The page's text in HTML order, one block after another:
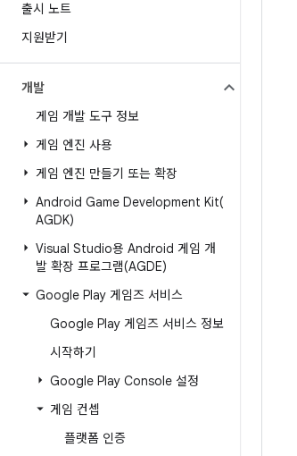
출시 노트
지원받기
개발
게임 개발 도구 정보
게임 엔진 사용
게임 엔진 만들기 또는 확장
Android Game Development Kit(
AGDK)
Visual Studio용 Android 게임 개
발 확장 프로그램(AGDE)
Google Play 게임즈 서비스
Google Play 게임즈 서비스 정보
시작하기
Google Play Console 설정
게임 컨셉
플랫폼 인증